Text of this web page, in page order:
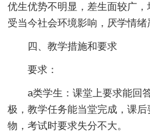
优生优势不明显，差生面较广
受当今社会环境影响，厌学情绪
四、教学措施和要求
要求：
a类学生：课堂上要求能回
极，教学任务能当堂完成，课
物，考试时要求失分不大。